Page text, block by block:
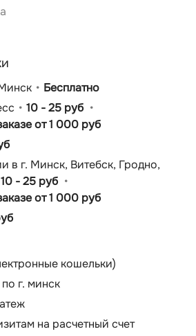
Бесплатно
10 - 25 руб
от 1 000 руб
в г. Минск, Витебск, Гродно,
10 - 25 руб
от 1 000 руб
кошельки)
г. минск
на расчетный счет